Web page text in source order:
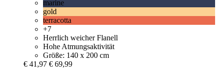
marine
gold
terracotta
+7
Herrlich weicher Flanell
Hohe Atmungsaktivität
Größe: 140 x 200 cm
€ 41,97 € 69,99